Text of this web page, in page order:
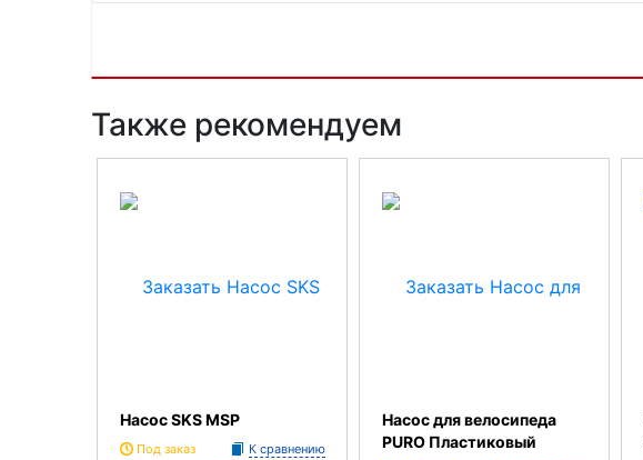
Также рекомендуем
Насос SKS MSP
Под заказ К сравнению
Насос для велосипеда
PURO Пластиковый